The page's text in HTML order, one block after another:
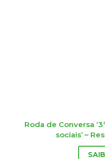
Roda de Conversa
sociais’ –